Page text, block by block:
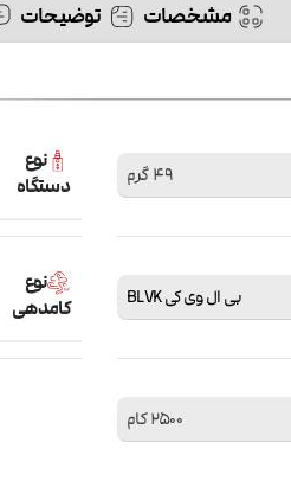
مشخصات توضیحات
49 گرم
نوع
دستگاه
بی ال وی کی BLVK
نوع
کامدهی
2500 کام